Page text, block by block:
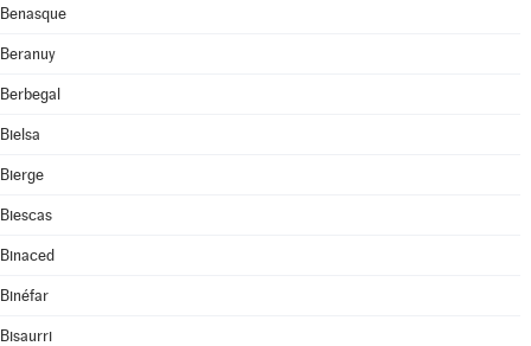
Benasque
Beranuy
Berbegal
Bielsa
Bierge
Biescas
Binaced
Binéfar
Bisaurri